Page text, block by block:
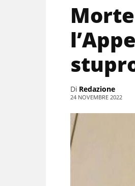
Di Redazione
24 NOVEMBRE 2022